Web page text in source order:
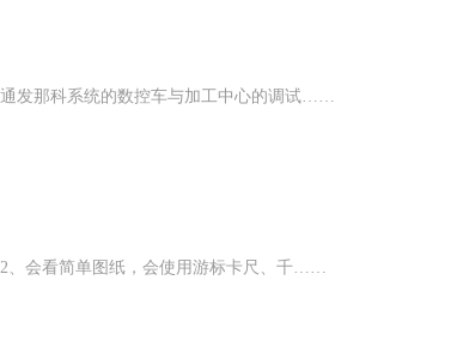
发那科系统的数控车与加工中心的调试……
、会看简单图纸，会使用游标卡尺、千……